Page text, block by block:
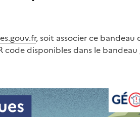
, soit associer ce bandeau
disponibles dans le